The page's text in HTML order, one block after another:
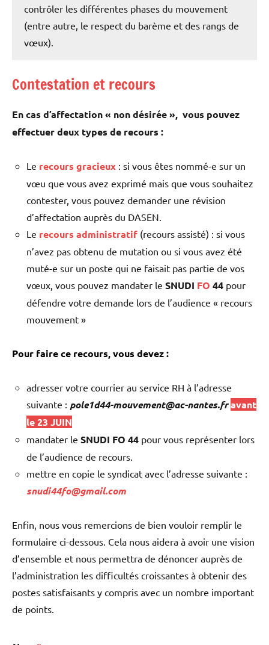
contrôler les différentes phases du mouvement
(entre autre, le respect du barème et des rangs de
vœux).
Contestation et recours
En cas d’affectation « non désirée », vous pouvez
effectuer deux types de recours :
Le recours gracieux : si vous êtes nommé-e sur un
vœu que vous avez exprimé mais que vous souhaitez
contester, vous pouvez demander une révision
d’affectation auprès du DASEN.
Le recours administratif (recours assisté) : si vous
n’avez pas obtenu de mutation ou si vous avez été
muté-e sur un poste qui ne faisait pas partie de vos
vœux, vous pouvez mandater le SNUDI FO 44 pour
défendre votre demande lors de l’audience « recours
mouvement »
Pour faire ce recours, vous devez :
adresser votre courrier au service RH à l’adresse
suivante : pole1d44-mouvement@ac-nantes.fravant
le 23 JUIN
mandater le SNUDI FO 44 pour vous représenter lors
de l’audience de recours.
mettre en copie le syndicat avec l’adresse suivante :
snudi44fo@gmail.com
Enfin, nous vous remercions de bien vouloir remplir le
formulaire ci-dessous. Cela nous aidera à avoir une vision
d’ensemble et nous permettra de dénoncer auprès de
l’administration les difficultés croissantes à obtenir des
postes satisfaisants y compris avec un nombre important
de points.